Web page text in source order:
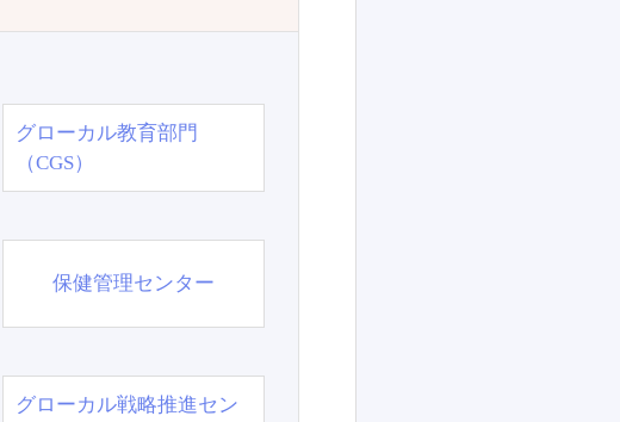
グローカル教育部門
（CGS）
保健管理センター
グローカル戦略推進セン